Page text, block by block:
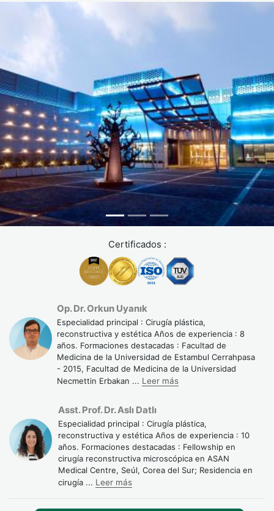
reducción de
hematomas.
(según médico).
residual en
descenso.
3-6
meses
Estabilización de
la silueta y
definición
muscular.
Seguimiento
médico, retorno
completo al
deporte.
meses
Resultado final y
remodelado
completo de la
Mantener hábitos
Papel de los masajes linfáticos
postoperatorio:
6 a 10 sesiones recomendadas desde el día 3.
Ayudan a reducir el edema más rápidamente.
Mejoran la calidad final de la piel.
masajes están incluidos como parte del seguimiento
postoperatorio.
Certificados :
Op. Dr. Orkun Uyanık
Especialidad principal : Cirugía plástica,
reconstructiva y estética Años de experiencia : 8
años. Formaciones destacadas : Facultad de
Medicina de la Universidad de Estambul Cerrahpasa
- 2015, Facultad de Medicina de la Universidad
Necmettin Erbakan ... Leer más
Asst. Prof. Dr. Aslı Datlı
Especialidad principal : Cirugía plástica,
reconstructiva y estética Años de experiencia : 10
años. Formaciones destacadas : Fellowship en
cirugía reconstructiva microscópica en ASAN
Medical Centre, Seúl, Corea del Sur; Residencia en
cirugía ... Leer más